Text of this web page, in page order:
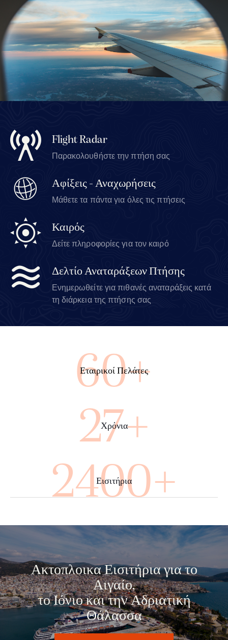
Flight Radar
Παρακολουθήστε την πτήση σας
Αφίξεις - Αναχωρήσεις
Μάθετε τα πάντα για όλες τις πτήσεις
Καιρός
Δείτε πληροφορίες για τον καιρό
Δελτίο Αναταράξεων Πτήσης
Ενημερωθείτε για πιθανές αναταράξεις κατά
τη διάρκεια της πτήσης σας
100+
Εταιρικοί Πελάτες
45+
Χρόνια
4000+
Εισιτήρια
Ακτοπλοικα Εισιτήρια για το
Αιγαίο,
το Ιόνιο και την Αδριατική
Θάλασσα